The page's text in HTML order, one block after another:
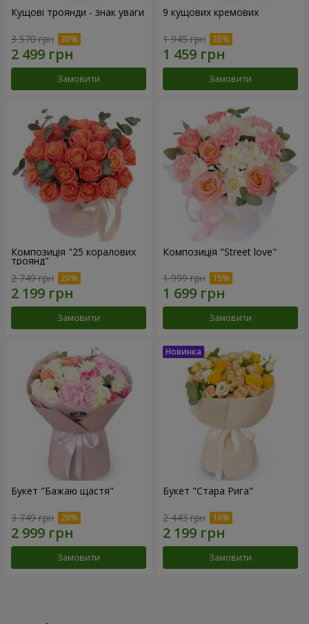
Кущові троянди - знак уваги
3 570 грн
Замовити
9 кущових кремових
1 945 грн
Замовити
Композиція "25 коралових
троянд"
2 749 грн
Замовити
Композиція "Street love"
1 999 грн
Замовити
Букет "Бажаю щастя"
3 749 грн
Замовити
Букет "Стара Рига"
2 443 грн
Замовити